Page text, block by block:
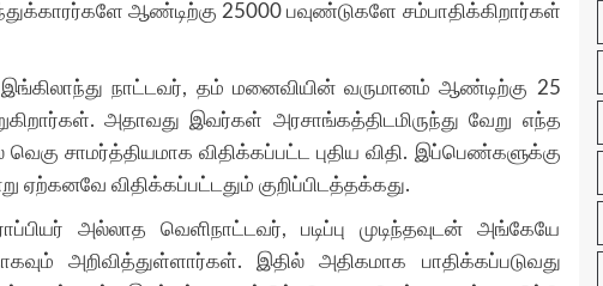
ஆண்டிற்கு 25000 பவுண்டுகளே சம்பாதிக்கிறார்கள்
நாட்டவர், தம் மனைவியின் வருமானம் ஆண்டிற்கு 25
அதாவது இவர்கள் அரசாங்கத்திடமிருந்து வேறு எந்த
சாமர்த்தியமாக விதிக்கப்பட்ட புதிய விதி. இப்பெண்களுக்கு
விதிக்கப்பட்டதும் குறிப்பிடத்தக்கது.
அல்லாத வெளிநாட்டவர், படிப்பு முடிந்தவுடன் அங்கேயே
அறிவித்துள்ளார்கள். இதில் அதிகமாக பாதிக்கப்படுவது